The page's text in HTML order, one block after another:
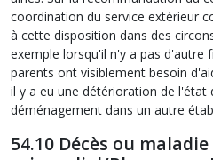
coordination du service extérieur
à cette disposition dans des
exemple lorsqu'il n'y a pas
parents ont visiblement besoin
il y a eu une détérioration de l'état
déménagement dans un autre
54.10 Décès ou maladie